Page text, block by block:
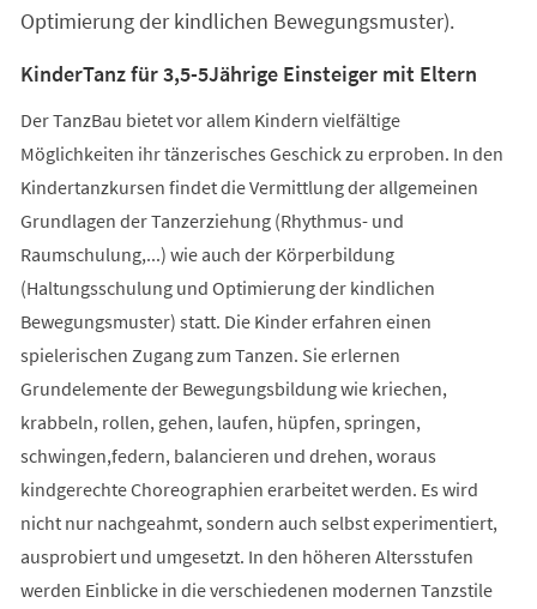
Optimierung der kindlichen Bewegungsmuster).
KinderTanz für 3,5-5Jährige Einsteiger mit Eltern
Der TanzBau bietet vor allem Kindern vielfältige
Möglichkeiten ihr tänzerisches Geschick zu erproben. In den
Kindertanzkursen findet die Vermittlung der allgemeinen
Grundlagen der Tanzerziehung (Rhythmus- und
Raumschulung,...) wie auch der Körperbildung
(Haltungsschulung und Optimierung der kindlichen
Bewegungsmuster) statt. Die Kinder erfahren einen
spielerischen Zugang zum Tanzen. Sie erlernen
Grundelemente der Bewegungsbildung wie kriechen,
krabbeln, rollen, gehen, laufen, hüpfen, springen,
schwingen,federn, balancieren und drehen, woraus
kindgerechte Choreographien erarbeitet werden. Es wird
nicht nur nachgeahmt, sondern auch selbst experimentiert,
ausprobiert und umgesetzt. In den höheren Altersstufen
werden Einblicke in die verschiedenen modernen Tanzstile